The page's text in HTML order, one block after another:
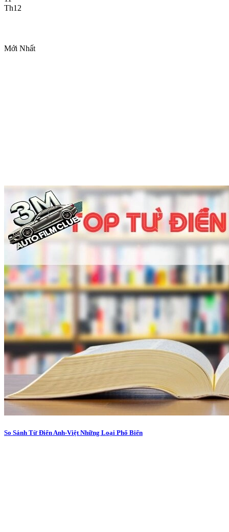
Th12
Mới Nhất
So Sánh Từ Điển Anh-Việt Những Loại Phổ Biến